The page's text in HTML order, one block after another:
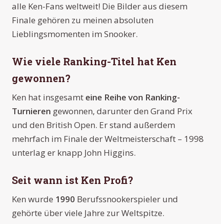
alle Ken-Fans weltweit! Die Bilder aus diesem
Finale gehören zu meinen absoluten
Lieblingsmomenten im Snooker.
Wie viele Ranking-Titel hat Ken
gewonnen?
Ken hat insgesamt eine Reihe von Ranking-
Turnieren gewonnen, darunter den Grand Prix
und den British Open. Er stand außerdem
mehrfach im Finale der Weltmeisterschaft – 1998
unterlag er knapp John Higgins.
Seit wann ist Ken Profi?
Ken wurde 1990 Berufssnookerspieler und
gehörte über viele Jahre zur Weltspitze.